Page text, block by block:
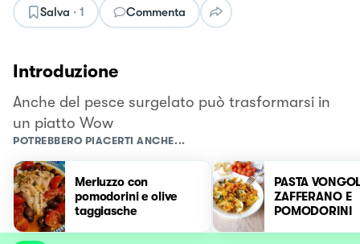
Salva · 1 Commenta
Introduzione
Anche del pesce surgelato può trasformarsi in
un piatto Wow
POTREBBERO PIACERTI ANCHE...
Merluzzo con
pomodorini e olive
taggiasche
PASTA
ZAFFERANO E
POMODORINI